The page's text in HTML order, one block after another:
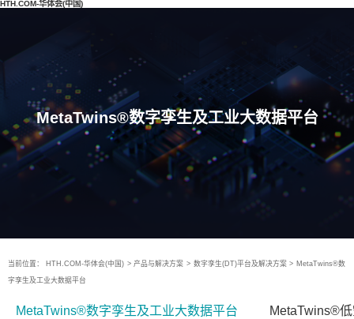
HTH.COM-华体会(中国)
MetaTwins®数字孪生及工业大数据平台
当前位置： HTH.COM-华体会(中国) > 产品与解决方案 > 数字孪生(DT)平台及解决方案 > MetaTwins®数
字孪生及工业大数据平台
MetaTwins®数字孪生及工业大数据平台 MetaTwins®